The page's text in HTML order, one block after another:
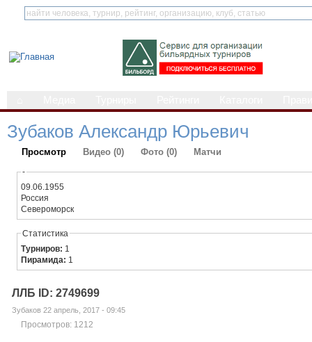
Зубаков Александр Юрьевич
Просмотр Видео (0) Фото (0) Матчи
-
09.06.1955
Россия
Североморск
Статистика
Турниров: 1
Пирамида: 1
ЛЛБ ID: 2749699
Зубаков 22 апрель, 2017 - 09:45
Просмотров: 1212